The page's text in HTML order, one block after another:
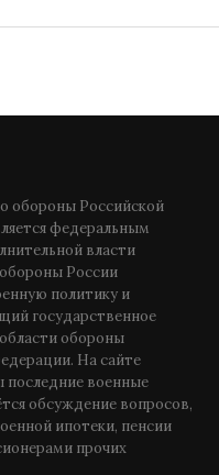
обороны Российской
федеральным
власти
России
политику и
государственное
обороны
На сайте
последние военные
обсуждение вопросов,
ипотеки, пенсии
прочих